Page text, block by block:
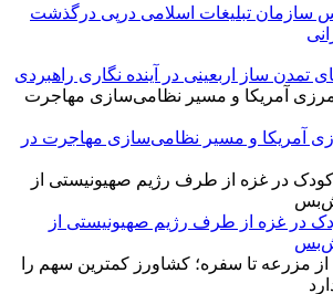
سازمان تبلیغات اسلامی درپی درگذشت
تمدن ساز اربعینی در آینده نگاری راهبردی
آمریکا و مسیر نظامی‌سازی مهاجرت در
۳۰۰ کودک در غزه از طرف رژیم صهیونیستی از